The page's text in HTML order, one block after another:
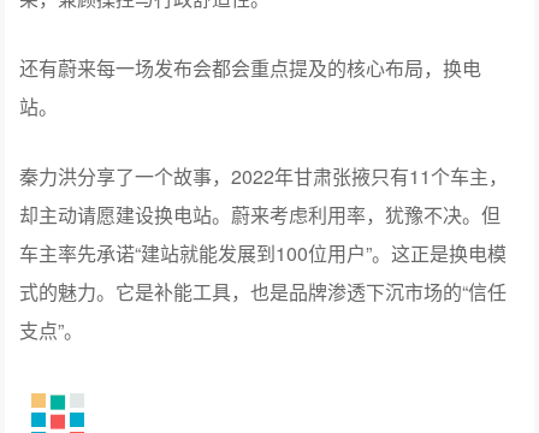
落地到ES9，新车搭载900V高压架构与520kW双电驱，0-
100km/h加速4.3s，CLTC续航最高620km；全系标配线控
转向、后轮转向。签名版和地平线版搭载天行48V全主动悬
架，兼顾操控与行政舒适性。
还有蔚来每一场发布会都会重点提及的核心布局，换电
站。
却主动请愿建设换电站。蔚来考虑利用率，犹豫不决。但